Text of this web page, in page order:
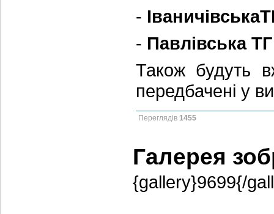
-
- Павлівська ТГ
Також будуть
передбачені у
Переглядів 1455
Галерея
{gallery}9699{/